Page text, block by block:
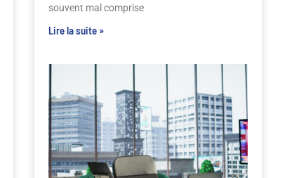
souvent mal comprise
Lire la suite »